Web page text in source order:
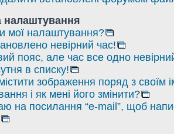
налаштування
мої налаштування?
невірний час!
пояс, але час все одно
в списку!
зображення поряд з своїм
і як мені його змінити?
на посилання “e-mail”, щоб